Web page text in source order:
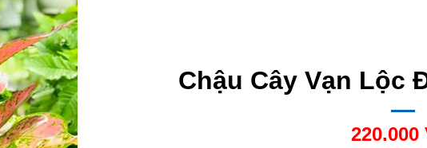
Chậu Cây Vạn Lộc
220.000